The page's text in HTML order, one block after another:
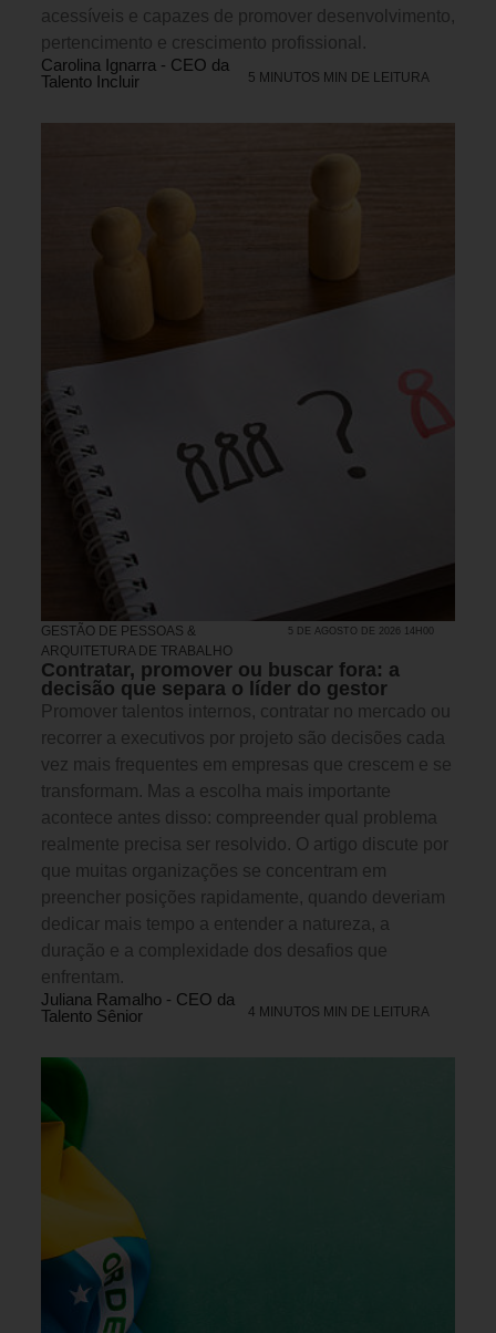
acessíveis e capazes de promover desenvolvimento,
pertencimento e crescimento profissional.
Carolina Ignarra - CEO da
Talento Incluir
5 MINUTOS MIN DE LEITURA
GESTÃO DE PESSOAS &
ARQUITETURA DE TRABALHO
5 DE AGOSTO DE 2026 14H00
Contratar, promover ou buscar fora: a
decisão que separa o líder do gestor
Promover talentos internos, contratar no mercado ou
recorrer a executivos por projeto são decisões cada
vez mais frequentes em empresas que crescem e se
transformam. Mas a escolha mais importante
acontece antes disso: compreender qual problema
realmente precisa ser resolvido. O artigo discute por
que muitas organizações se concentram em
preencher posições rapidamente, quando deveriam
dedicar mais tempo a entender a natureza, a
duração e a complexidade dos desafios que
enfrentam.
Juliana Ramalho - CEO da
Talento Sênior
4 MINUTOS MIN DE LEITURA